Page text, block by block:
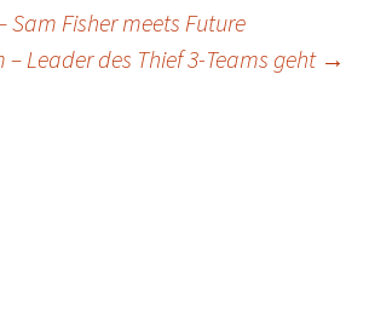
Sam Fisher meets Future
– Leader des Thief 3-Teams geht →